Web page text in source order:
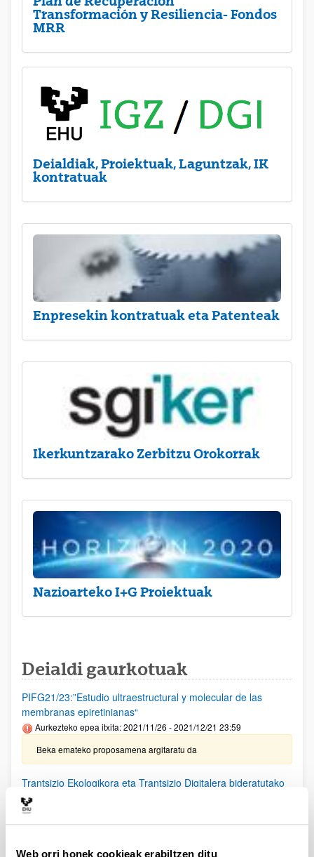
Web orri honek cookieak erabiltzen ditu
Transformación y Resiliencia- Fondos
MRR
Deialdiak, Proiektuak, Laguntzak, IK
kontratuak
Enpresekin kontratuak eta Patenteak
Ikerkuntzarako Zerbitzu Orokorrak
Nazioarteko I+G Proiektuak
Deialdi gaurkotuak
PIFG21/23:”Estudio ultraestructural y molecular de las
membranas epiretinianas“
Aurkezteko epea itxita: 2021/11/26 - 2021/12/21 23:59
Beka emateko proposamena argitaratu da
Trantsizio Ekologikora eta Trantsizio Digitalera bideratutako
proiektu estrategikoetarako laguntzak